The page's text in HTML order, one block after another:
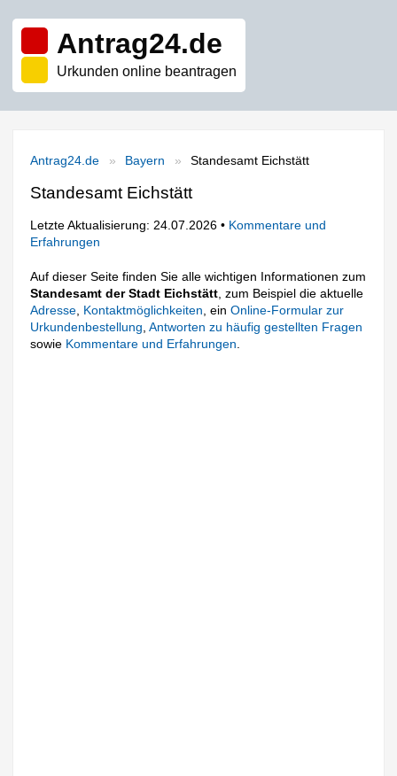
Antrag24.de
Urkunden online beantragen
Antrag24.de Bayern Standesamt Eichstätt
Standesamt Eichstätt
Letzte Aktualisierung: 24.07.2026 • Kommentare und
Erfahrungen
Auf dieser Seite finden Sie alle wichtigen Informationen zum
Standesamt der Stadt Eichstätt , zum Beispiel die aktuelle
Adresse Kontaktmöglichkeiten , einOnline-Formular zur
Urkundenbestellung ,Antworten zu häufig gestellten Fragen
sowie Kommentare und Erfahrungen